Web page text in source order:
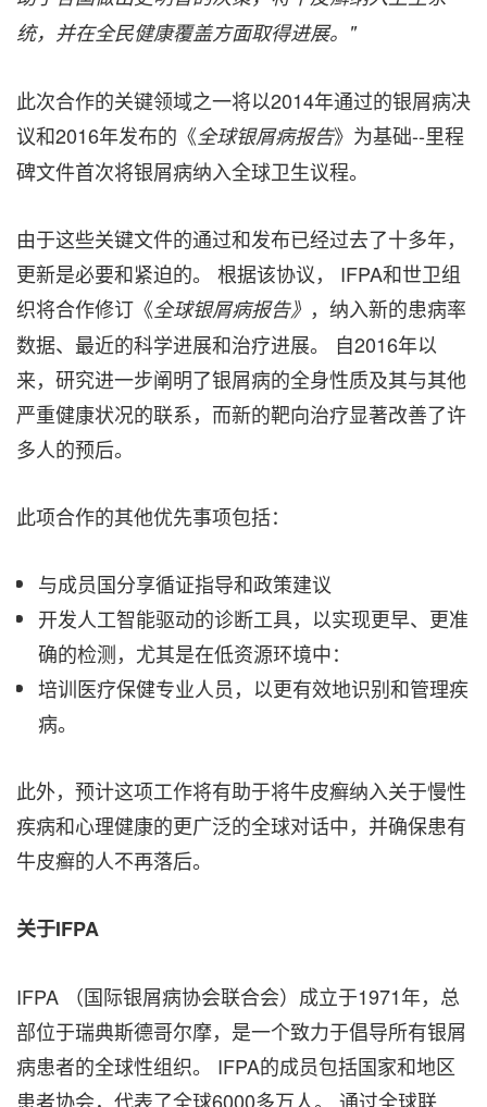
统，并在全民健康覆盖方面取得进展。"
此次合作的关键领域之一将以2014年通过的银屑病决
议和2016年发布的《全球银屑病报告》为基础--里程
碑文件首次将银屑病纳入全球卫生议程。
由于这些关键文件的通过和发布已经过去了十多年，
更新是必要和紧迫的。 根据该协议， IFPA和世卫组
织将合作修订《全球银屑病报告》 ，纳入新的患病率
数据、最近的科学进展和治疗进展。 自2016年以
来，研究进一步阐明了银屑病的全身性质及其与其他
严重健康状况的联系，而新的靶向治疗显著改善了许
多人的预后。
此项合作的其他优先事项包括：
与成员国分享循证指导和政策建议
开发人工智能驱动的诊断工具，以实现更早、更准
确的检测，尤其是在低资源环境中：
培训医疗保健专业人员，以更有效地识别和管理疾
病。
此外，预计这项工作将有助于将牛皮癣纳入关于慢性
疾病和心理健康的更广泛的全球对话中，并确保患有
牛皮癣的人不再落后。
关于IFPA
IFPA （国际银屑病协会联合会）成立于1971年，总
部位于瑞典斯德哥尔摩，是一个致力于倡导所有银屑
病患者的全球性组织。 IFPA的成员包括国家和地区
患者协会，代表了全球6000多万人。 通过全球联